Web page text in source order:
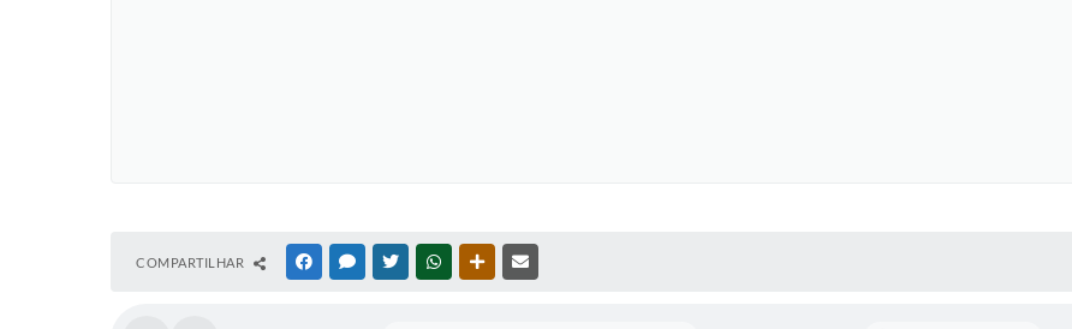
COMPARTILHAR FACEBOOKMESSENGER
TWITTERWHATSAPPOUTRAS MÍDIAS